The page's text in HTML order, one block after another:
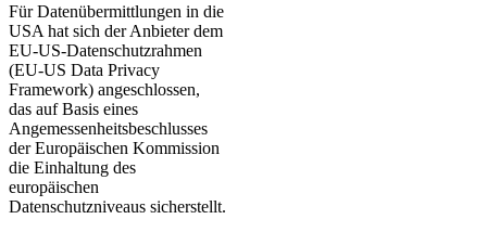
Für Datenübermittlungen in die
USA hat sich der Anbieter dem
EU-US-Datenschutzrahmen
(EU-US Data Privacy
Framework) angeschlossen,
das auf Basis eines
Angemessenheitsbeschlusses
der Europäischen Kommission
die Einhaltung des
europäischen
Datenschutzniveaus sicherstellt.